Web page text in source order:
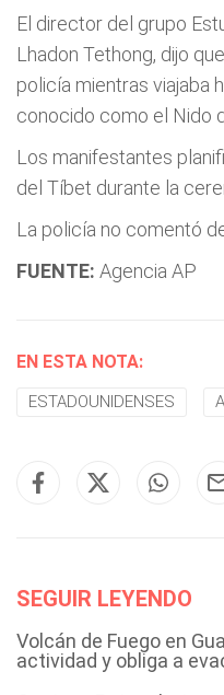
El director del grupo
Lhadon Tethong, dijo
policía mientras viajaba
conocido como el Nido
Los manifestantes
del Tíbet durante la
La policía no comentó
FUENTE: Agencia AP
EN ESTA NOTA:
ESTADOUNIDENSES
SEGUIR LEYENDO
Volcán de Fuego en
actividad y obliga a